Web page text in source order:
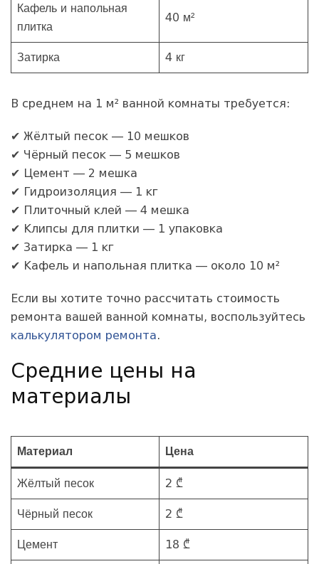
Кафель и напольная
плитка
40 м²
Затирка 4 кг
В среднем на 1 м² ванной комнаты требуется:
✔ Жёлтый песок — 10 мешков
✔ Чёрный песок — 5 мешков
✔ Цемент — 2 мешка
✔ Гидроизоляция — 1 кг
✔ Плиточный клей — 4 мешка
✔ Клипсы для плитки — 1 упаковка
✔ Затирка — 1 кг
✔ Кафель и напольная плитка — около 10 м²
Если вы хотите точно рассчитать стоимость
ремонта вашей ванной комнаты, воспользуйтесь
калькулятором ремонта.
Средние цены на
материалы
Материал Цена
Жёлтый песок 2 ₾
Чёрный песок 2 ₾
Цемент 18 ₾